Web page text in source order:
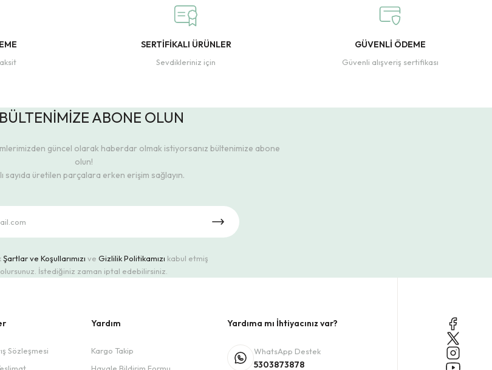
SERTİFİKALI ÜRÜNLER
Sevdikleriniz için
GÜVENLİ ÖDEME
Güvenli alışveriş sertifikası
ABONE OLUN
güncel olarak haberdar olmak istiyorsanız bültenimize abone
olun!
sayıda üretilen parçalara erken erişim sağlayın.
Şartlar ve Koşullarımızı ve Gizlilik Politikamızı kabul etmiş
olursunuz. İstediğiniz zaman iptal edebilirsiniz.
Sözleşmesi
Yardım
Kargo Takip
Yardıma mı İhtiyacınız var?
WhatsApp Destek
5303873878